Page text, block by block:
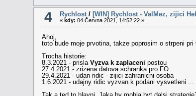
4 Rychlost/ [WIN] Rychlost - ValMez, zijici
« kdy: 04 Června 2021, 14:52:22 »
Ahoj,
toto bude moje prvotina, takze poprosim o strpeni
Trocha historie:
8.3.2021 - prisla Vyzva k zaplaceni postou
27.4.2021 - zrizena datova schranka pro FO
29.4.2021 - udan ridic - zijici zahranicni osoba
1.6.2021 - udajny ridic vyzvan k podani vysvetleni